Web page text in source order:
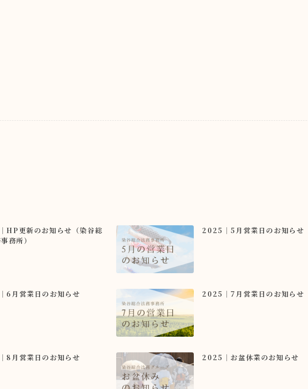
HP更新のお知らせ（染谷総
務所）
2025｜5月営業日のお知らせ
6月営業日のお知らせ 2025｜7月営業日のお知らせ
8月営業日のお知らせ 2025｜お盆休業のお知らせ